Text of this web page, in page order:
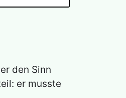
den Sinn
er musste